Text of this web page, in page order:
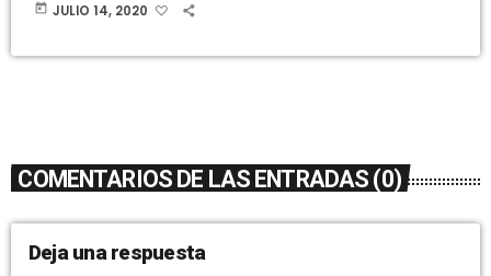
today JULIO 14, 2020
COMENTARIOS DE LAS ENTRADAS (0)
Deja una respuesta